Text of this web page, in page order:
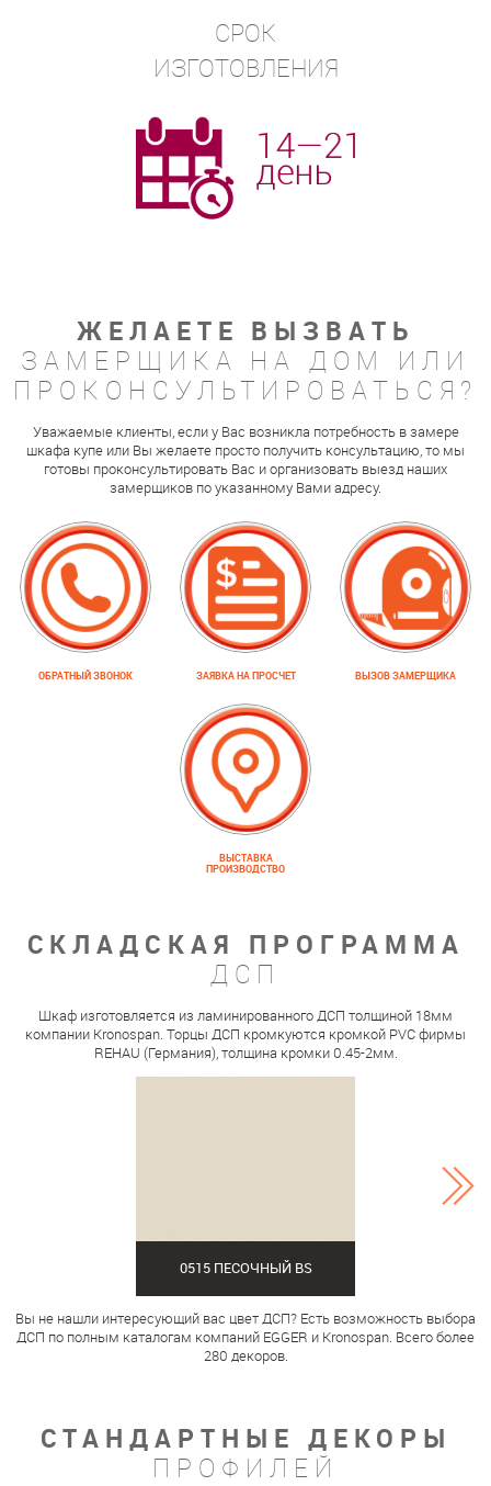
СРОК
ИЗГОТОВЛЕНИЯ
ЖЕЛАЕТЕ ВЫЗВАТЬ
ЗАМЕРЩИКА НА ДОМ ИЛИ
ПРОКОНСУЛЬТИРОВАТЬСЯ?
Уважаемые клиенты, если у Вас возникла потребность в замере
шкафа купе или Вы желаете просто получить консультацию, то мы
готовы проконсультировать Вас и организовать выезд наших
замерщиков по указанному Вами адресу.
ОБРАТНЫЙ ЗВОНОК ЗАЯВКА НА ПРОСЧЕТ ВЫЗОВ ЗАМЕРЩИКА
ВЫСТАВКА
ПРОИЗВОДСТВО
СКЛАДСКАЯ ПРОГРАММА
ДСП
Шкаф изготовляется из ламинированного ДСП толщиной 18мм
компании Kronospan. Торцы ДСП кромкуются кромкой PVC фирмы
REHAU (Германия), толщина кромки 0.45-2мм.
0515 ПЕСОЧНЫЙ BS
Вы не нашли интересующий вас цвет ДСП? Есть возможность выбора
ДСП по полным каталогам компаний EGGER и Kronospan. Всего более
280 декоров.
СТАНДАРТНЫЕ ДЕКОРЫ
ПРОФИЛЕЙ